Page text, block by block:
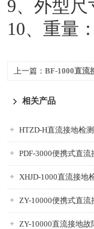
9、外型
10、重量
上一篇： BF-1000直流
相关产品
HTZD-H直流接地检
PDF-3000便携式直
XHJD-1000直流接地
ZY-10000便携式直
ZY-10000直流接地故